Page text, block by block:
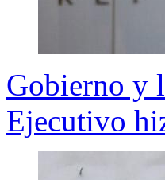
Gobierno y
Ejecutivo